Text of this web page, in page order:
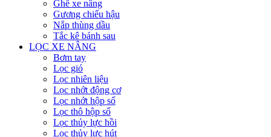
Ghế xe nâng
Gương chiếu hậu
Nắp thùng dầu
Tắc kê bánh sau
LỌC XE NÂNG
Bơm tay
Lọc gió
Lọc nhiên liệu
Lọc nhớt động cơ
Lọc nhớt hộp số
Lọc thô hộp số
Lọc thủy lực hồi
Lọc thủy lực hút